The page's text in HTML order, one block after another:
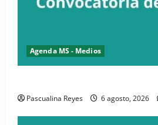
Agenda MS - Medios
Pascualina Reyes 6 agosto, 2026